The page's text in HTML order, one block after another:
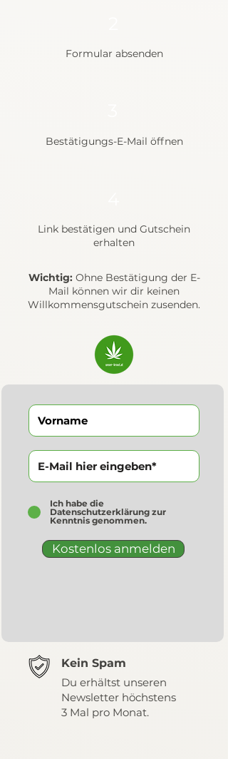
Formular absenden
Bestätigungs-E-Mail öffnen
Link bestätigen und Gutschein
erhalten
Wichtig: Ohne Bestätigung der E-
Mail können wir dir keinen
Willkommensgutschein zusenden.
Ich habe die
Datenschutzerklärung zur
Kenntnis genommen.
Kostenlos anmelden
Kein Spam
Du erhältst unseren
Newsletter höchstens
3 Mal pro Monat.